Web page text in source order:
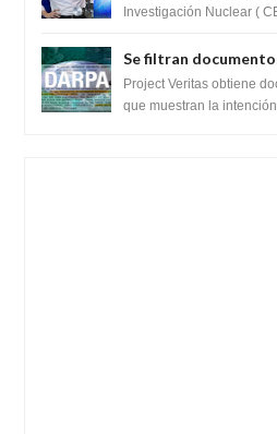
prueba del
Investigación Nuclear (
Se filtran
muestran la
SARS-CoV-2,
Project Veritas obtiene
que muestran la